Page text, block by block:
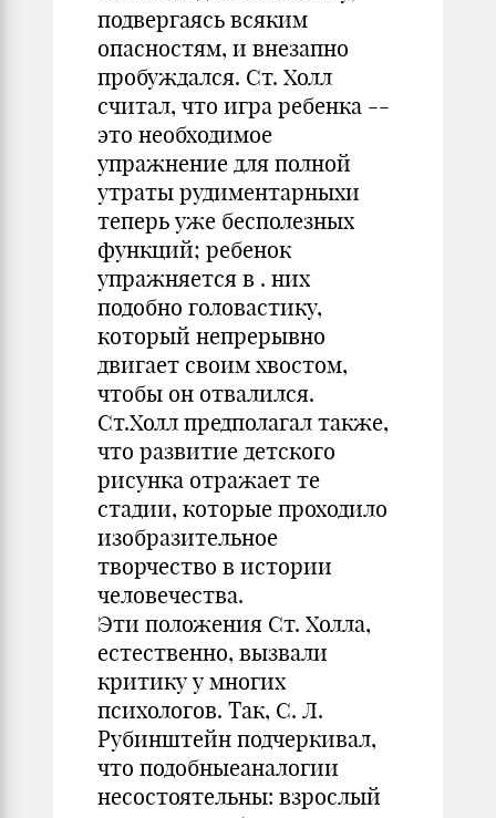
подвергаясь всяким
опасностям, и внезапно
пробуждался. Ст. Холл
считал, что игра ребенка --
это необходимое
упражнение для полной
утраты рудиментарныхи
теперь уже бесполезных
функций; ребенок
упражняется в . них
подобно головастику,
который непрерывно
двигает своим хвостом,
чтобы он отвалился.
Ст.Холл предполагал также,
что развитие детского
рисунка отражает те
стадии, которые проходило
изобразительное
творчество в истории
человечества.
Эти положения Ст. Холла,
естественно, вызвали
критику у многих
психологов. Так, С. Л.
Рубинштейн подчеркивал,
что подобныеаналогии
несостоятельны: взрослый